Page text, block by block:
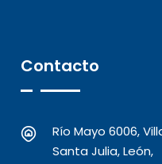
Contacto
Río Mayo 6006,
Santa Julia, León,